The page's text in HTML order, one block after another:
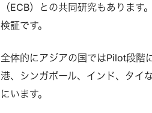
（ECB）との共同研究もありま
検証です。
全体的にアジアの国ではPilot段階
港、シンガポール、インド、タイ
にいます。